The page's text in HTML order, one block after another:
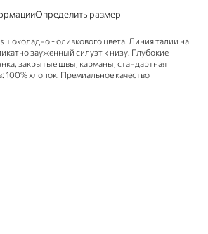
Определить размер
шоколадно - оливкового цвета. Линия талии на
зауженный силуэт к низу. Глубокие
закрытые швы, карманы, стандартная
100% хлопок. Премиальное качество